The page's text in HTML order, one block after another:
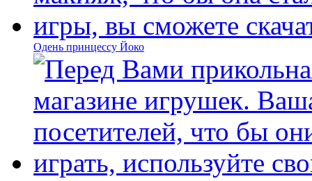
Одень принцессу Йоко